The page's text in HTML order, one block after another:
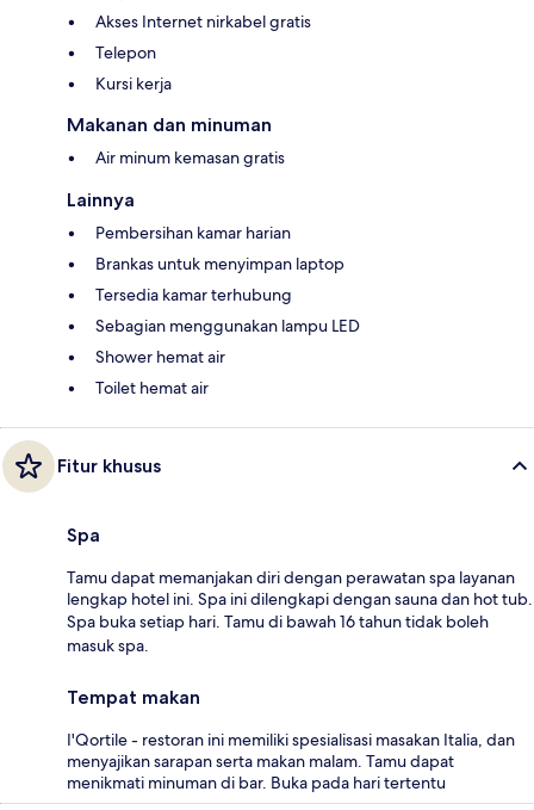
Akses Internet nirkabel gratis
Telepon
Kursi kerja
Makanan dan minuman
Air minum kemasan gratis
Lainnya
Pembersihan kamar harian
Brankas untuk menyimpan laptop
Tersedia kamar terhubung
Sebagian menggunakan lampu LED
Shower hemat air
Toilet hemat air
Fitur khusus
Spa
Tamu dapat memanjakan diri dengan perawatan spa layanan
lengkap hotel ini. Spa ini dilengkapi dengan sauna dan hot tub.
Spa buka setiap hari. Tamu di bawah 16 tahun tidak boleh
masuk spa.
Tempat makan
I'Qortile - restoran ini memiliki spesialisasi masakan Italia, dan
menyajikan sarapan serta makan malam. Tamu dapat
menikmati minuman di bar. Buka pada hari tertentu